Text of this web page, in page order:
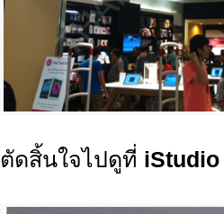
ตัดสิ้นใจไปดูที่